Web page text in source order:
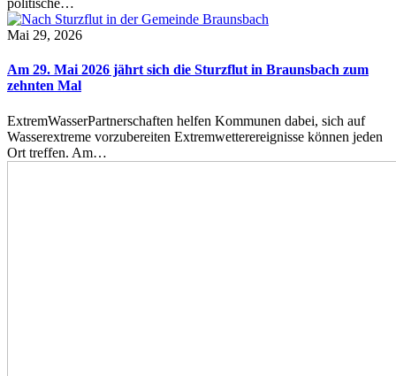
politische…
Mai 29, 2026
Am 29. Mai 2026 jährt sich die Sturzflut in Braunsbach zum
zehnten Mal
ExtremWasserPartnerschaften helfen Kommunen dabei, sich auf
Wasserextreme vorzubereiten Extremwetterereignisse können jeden
Ort treffen. Am…